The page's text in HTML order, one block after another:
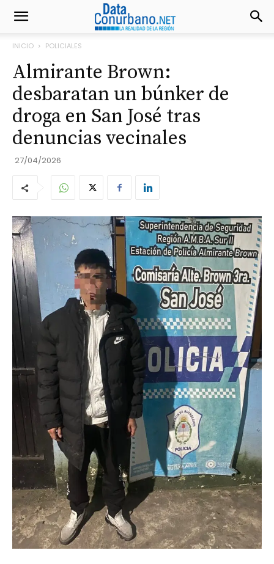
INICIO POLICIALES
Almirante Brown:
desbaratan un búnker de
droga en San José tras
denuncias vecinales
27/04/2026